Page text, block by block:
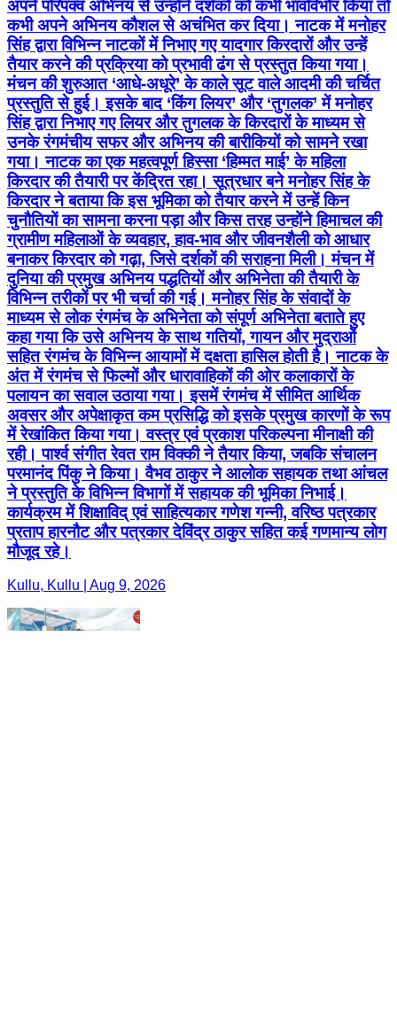
अपने परिपक्व अभिनय से उन्होंने दर्शकों को कभी भावविभोर किया तो
कभी अपने अभिनय कौशल से अचंभित कर दिया। नाटक में मनोहर
सिंह द्वारा विभिन्न नाटकों में निभाए गए यादगार किरदारों और उन्हें
तैयार करने की प्रक्रिया को प्रभावी ढंग से प्रस्तुत किया गया।
मंचन की शुरुआत ‘आधे-अधूरे’ के काले सूट वाले आदमी की चर्चित
प्रस्तुति से हुई। इसके बाद ‘किंग लियर’ और ‘तुगलक’ में मनोहर
सिंह द्वारा निभाए गए लियर और तुगलक के किरदारों के माध्यम से
उनके रंगमंचीय सफर और अभिनय की बारीकियों को सामने रखा
गया। नाटक का एक महत्वपूर्ण हिस्सा ‘हिम्मत माई’ के महिला
किरदार की तैयारी पर केंद्रित रहा। सूत्रधार बने मनोहर सिंह के
किरदार ने बताया कि इस भूमिका को तैयार करने में उन्हें किन
चुनौतियों का सामना करना पड़ा और किस तरह उन्होंने हिमाचल की
ग्रामीण महिलाओं के व्यवहार, हाव-भाव और जीवनशैली को आधार
बनाकर किरदार को गढ़ा, जिसे दर्शकों की सराहना मिली। मंचन में
दुनिया की प्रमुख अभिनय पद्धतियों और अभिनेता की तैयारी के
विभिन्न तरीकों पर भी चर्चा की गई। मनोहर सिंह के संवादों के
माध्यम से लोक रंगमंच के अभिनेता को संपूर्ण अभिनेता बताते हुए
कहा गया कि उसे अभिनय के साथ गतियों, गायन और मुद्राओं
सहित रंगमंच के विभिन्न आयामों में दक्षता हासिल होती है। नाटक के
अंत में रंगमंच से फिल्मों और धारावाहिकों की ओर कलाकारों के
पलायन का सवाल उठाया गया। इसमें रंगमंच में सीमित आर्थिक
अवसर और अपेक्षाकृत कम प्रसिद्धि को इसके प्रमुख कारणों के रूप
में रेखांकित किया गया। वस्त्र एवं प्रकाश परिकल्पना मीनाक्षी की
रही। पार्श्व संगीत रेवत राम विक्की ने तैयार किया, जबकि संचालन
परमानंद पिंकु ने किया। वैभव ठाकुर ने आलोक सहायक तथा आंचल
ने प्रस्तुति के विभिन्न विभागों में सहायक की भूमिका निभाई।
कार्यक्रम में शिक्षाविद् एवं साहित्यकार गणेश गन्नी, वरिष्ठ पत्रकार
प्रताप हारनौट और पत्रकार देविंद्र ठाकुर सहित कई गणमान्य लोग
मौजूद रहे।
Kullu, Kullu | Aug 9, 2026